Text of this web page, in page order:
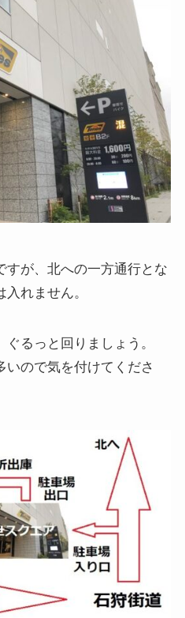
すが、北への一方通行とな
れません。
るっと回りましょう。
いので気を付けてくださ